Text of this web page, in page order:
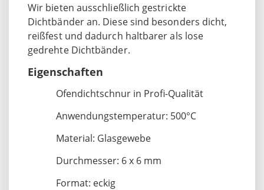
Wir bieten ausschließlich gestrickte
Dichtbänder an. Diese sind besonders dicht,
reißfest und dadurch haltbarer als lose
gedrehte Dichtbänder.
Eigenschaften
Ofendichtschnur in Profi-Qualität
Anwendungstemperatur: 500°C
Material: Glasgewebe
Durchmesser: 6 x 6 mm
Format: eckig